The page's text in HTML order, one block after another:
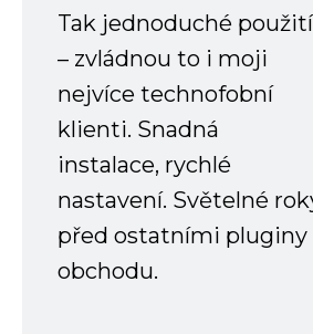
Tak jednoduché použití
– zvládnou to i moji
nejvíce technofobní
klienti. Snadná
instalace, rychlé
nastavení. Světelné
před ostatními pluginy
obchodu.